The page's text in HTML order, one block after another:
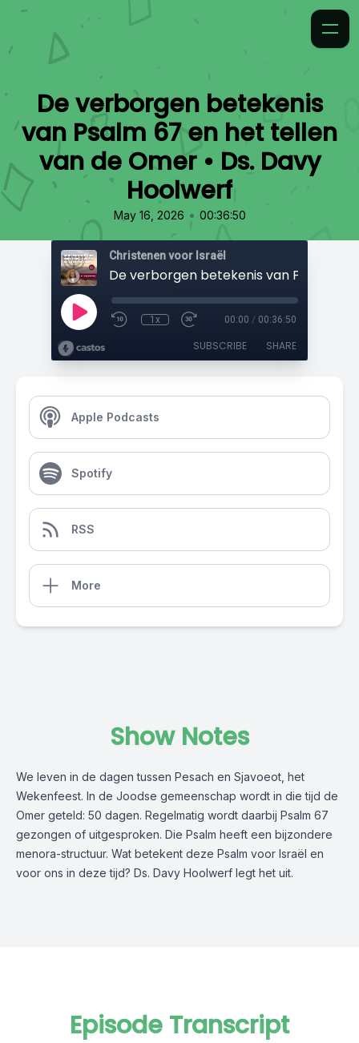
De verborgen betekenis
van Psalm 67 en het tellen
van de Omer • Ds. Davy
Hoolwerf
May 16, 2026 • 00:36:50
Christenen voor Israël
1x 00:00 / 00:36:50
SUBSCRIBE SHARE
Apple Podcasts
Spotify
RSS
More
Show Notes
We leven in de dagen tussen Pesach en Sjavoeot, het
Wekenfeest. In de Joodse gemeenschap wordt in die tijd de
Omer geteld: 50 dagen. Regelmatig wordt daarbij Psalm 67
gezongen of uitgesproken. Die Psalm heeft een bijzondere
menora-structuur. Wat betekent deze Psalm voor Israël en
voor ons in deze tijd? Ds. Davy Hoolwerf legt het uit.
Episode Transcript